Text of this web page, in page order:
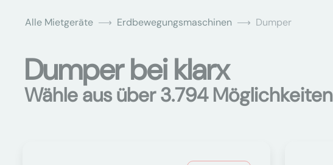
Alle Mietgeräte Erdbewegungsmaschinen Dumper
Dumper bei klarx
Wähle aus über 3.794 Möglichkeiten